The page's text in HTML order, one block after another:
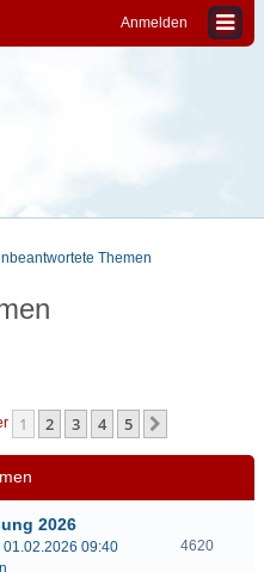
Anmelden
Themen
1 2 3 4 5
2026
01.02.2026 09:40
4620